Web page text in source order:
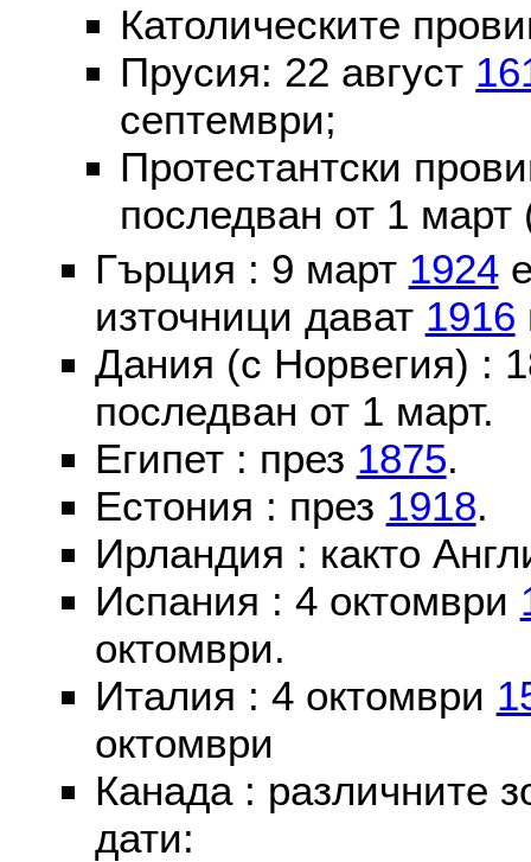
Католическите
Прусия: 22 август
септември;
Протестантски
последван от 1 март
Гърция : 9 март 1924е
източници дават 1916
Дания (с Норвегия) :
последван от 1 март.
Египет : през 1875.
Естония : през 1918.
Ирландия : както
Испания : 4 октомври
октомври.
Италия : 4 октомври
октомври
Канада : различните
дати: